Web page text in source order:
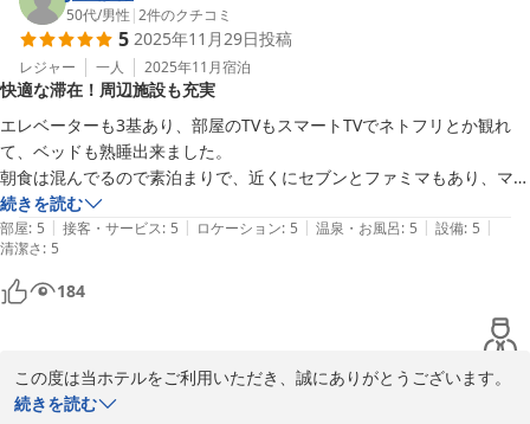
だけたご様子で、大変嬉しく思っております。
また、アメニティや部屋着に関する貴重なご意見もありがとうござ
います。
各階に設置しております部屋着が乱れていたとのご指摘につきまし
て、ご不快な思いをお掛けし申し訳ございません。お客様からいた
だいたご意見を真摯に受け止め、今後は定期的な点検と整頓を徹底
し、皆様が気持ちよくご利用いただけるよう改善に努めてまいりま
す。
これからも快適にご滞在いただける環境づくりに努めてまいります
ので、また熊本へお越しの際はぜひ当ホテルをご利用くださいま
スタッフ一同、心よりお待ち申し上げております。
50代/男性 |2件のクチコミ
5 2025年11月29日投稿
レジャー 一人 2025年11月宿泊
快適な滞在！周辺施設も充実
エレベーターも3基あり、部屋のTVもスマートTVでネトフリとか観れ
て、ベッドも熟睡出来ました。
朝食は混んでるので素泊まりで、近くにセブンとファミマもあり、マッ
クや24時間の資さんうどんも有るので便利です。
続きを読む
部屋: 5 | 接客・サービス: 5 | ロケーション: 5 | 温泉・お風呂: 5 | 設備: 5 |
清潔さ: 5
184
この度は当ホテルをご利用いただき、誠にありがとうございます。
また、館内やお部屋の設備につきましてご満足いただけたご様子
続きを読む